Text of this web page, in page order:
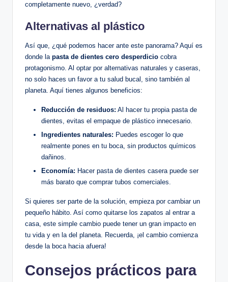
completamente nuevo, ¿verdad?
Alternativas al plástico
Así que, ¿qué podemos hacer ante este panorama? Aquí es
donde la pasta de dientes cero desperdicio cobra
protagonismo. Al optar por alternativas naturales y caseras,
no solo haces un favor a tu salud bucal, sino también al
planeta. Aquí tienes algunos beneficios:
Reducción de residuos: Al hacer tu propia pasta de
dientes, evitas el empaque de plástico innecesario.
Ingredientes naturales: Puedes escoger lo que
realmente pones en tu boca, sin productos químicos
dañinos.
Economía: Hacer pasta de dientes casera puede ser
más barato que comprar tubos comerciales.
Si quieres ser parte de la solución, empieza por cambiar un
pequeño hábito. Así como quitarse los zapatos al entrar a
casa, este simple cambio puede tener un gran impacto en
tu vida y en la del planeta. Recuerda, ¡el cambio comienza
desde la boca hacia afuera!
Consejos prácticos para